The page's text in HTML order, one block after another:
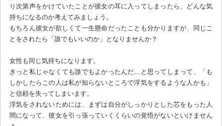
り次第声をかけていたことが彼女の耳に入ってしまったら、どんな気
持ちになるのか考えてみましょう。
もちろん彼女が欲しくて一生懸命だったことも分かりますが、同じこ
とをされたら「誰でもいいのか」となりませんか？
女性も同じ気持ちになります。
きっと私じゃなくても誰でもよかったんだ…と思ってしまって、「も
しかしたらこの人は私が知らないところで浮気をするような人かも」
と信頼を失ってしまいます。
浮気をされないためには、まずは自分がしっかりとした芯をもった人
間になって、彼女を引っ張っていくくらいの覚悟がないといけません